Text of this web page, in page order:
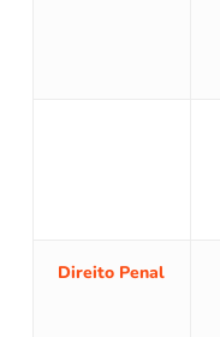
Direito Penal